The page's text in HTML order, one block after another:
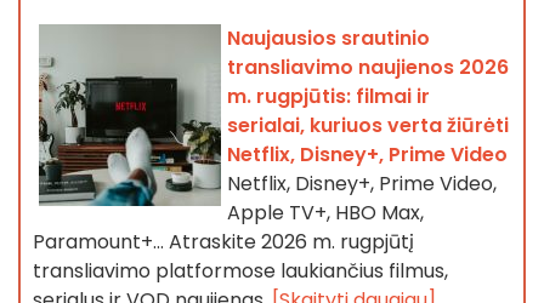
Naujausios srautinio
transliavimo naujienos 2026
m. rugpjūtis: filmai ir
serialai, kuriuos verta žiūrėti
Netflix, Disney+, Prime Video
Netflix, Disney+, Prime Video,
Apple TV+, HBO Max,
Paramount+… Atraskite 2026 m. rugpjūtį
transliavimo platformose laukiančius filmus,